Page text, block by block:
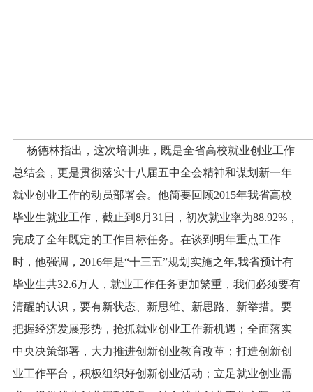
杨德林指出，这次培训班，既是全省高校就业创业工作
总结会，更是贯彻落实十八届五中全会精神和谋划新一年
就业创业工作的动员部署会。他简要回顾2015年我省高校
毕业生就业工作，截止到8月31日，初次就业率为88.92%，
完成了全年既定的工作目标任务。在谈到明年重点工作
时，他强调，2016年是“十三五”规划实施之年,我省预计有
毕业生共32.6万人，就业工作任务更加繁重，我们必须要有
清醒的认识，要有新状态、新思维、新思路、新举措。要
把握经济发展形势，抢抓就业创业工作新机遇；全面落实
中央决策部署，大力推进创新创业教育改革；打造创新创
业工作平台，积极组织好创新创业活动；立足就业创业需